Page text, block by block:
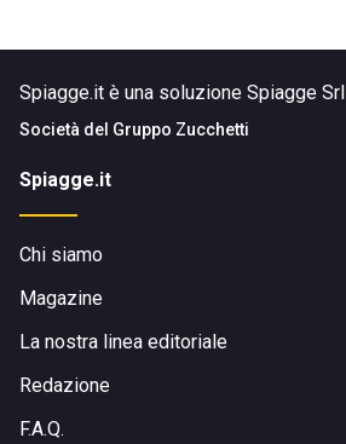
Spiagge.it è una soluzione Spiagge Srl
Società del Gruppo Zucchetti
Spiagge.it
Chi siamo
Magazine
La nostra linea editoriale
Redazione
F.A.Q.